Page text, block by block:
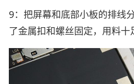
9：把屏幕和底部小板的排线
了金属扣和螺丝固定，用料十